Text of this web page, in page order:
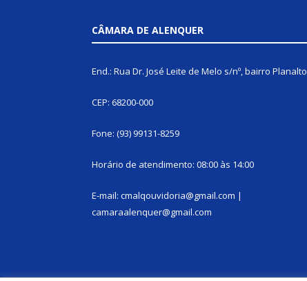
CÂMARA DE ALENQUER
End.: Rua Dr. José Leite de Melo s/nº, bairro Planalto
CEP: 68200-000
Fone: (93) 99131-8259
Horário de atendimento: 08:00 às 14:00
E-mail: cmalqouvidoria@gmail.com |
camaraalenquer@gmail.com